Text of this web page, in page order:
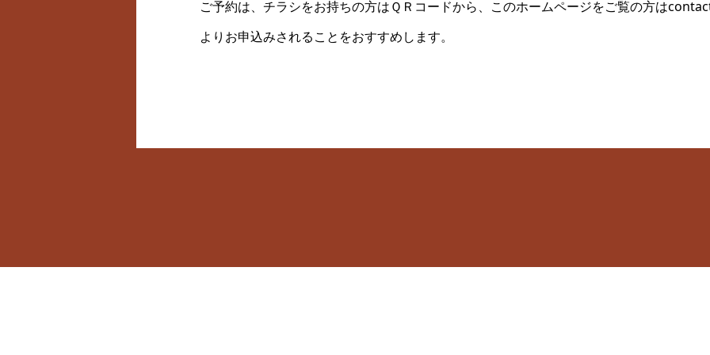
ご予約は、チラシをお持ちの方はＱＲコードから、このホームページをご覧の方は
よりお申込みされることをおすすめします。